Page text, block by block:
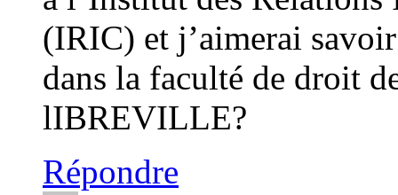
(IRIC) et j’aimerai
dans la faculté de droit
lIBREVILLE?
Répondre